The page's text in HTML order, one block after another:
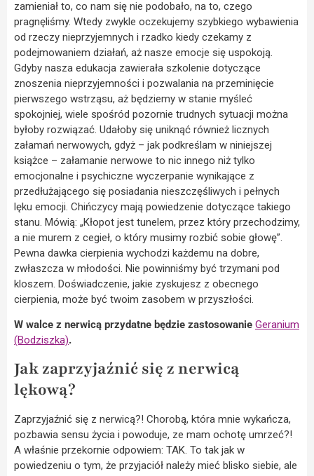
zamieniał to, co nam się nie podobało, na to, czego
pragnęliśmy. Wtedy zwykle oczekujemy szybkiego wybawienia
od rzeczy nieprzyjemnych i rzadko kiedy czekamy z
podejmowaniem działań, aż nasze emocje się uspokoją.
Gdyby nasza edukacja zawierała szkolenie dotyczące
znoszenia nieprzyjemności i pozwalania na przeminięcie
pierwszego wstrząsu, aż będziemy w stanie myśleć
spokojniej, wiele spośród pozornie trudnych sytuacji można
byłoby rozwiązać. Udałoby się uniknąć również licznych
załamań nerwowych, gdyż – jak podkreślam w niniejszej
książce – załamanie nerwowe to nic innego niż tylko
emocjonalne i psychiczne wyczerpanie wynikające z
przedłużającego się posiadania nieszczęśliwych i pełnych
lęku emocji. Chińczycy mają powiedzenie dotyczące takiego
stanu. Mówią: „Kłopot jest tunelem, przez który przechodzimy,
a nie murem z cegieł, o który musimy rozbić sobie głowę”.
Pewna dawka cierpienia wychodzi każdemu na dobre,
zwłaszcza w młodości. Nie powinniśmy być trzymani pod
kloszem. Doświadczenie, jakie zyskujesz z obecnego
cierpienia, może być twoim zasobem w przyszłości.
W walce z nerwicą przydatne będzie zastosowanie Geranium
(Bodziszka).
Jak zaprzyjaźnić się z nerwicą
lękową?
Zaprzyjaźnić się z nerwicą?! Chorobą, która mnie wykańcza,
pozbawia sensu życia i powoduje, ze mam ochotę umrzeć?!
A właśnie przekornie odpowiem: TAK. To tak jak w
powiedzeniu o tym, że przyjaciół należy mieć blisko siebie, ale